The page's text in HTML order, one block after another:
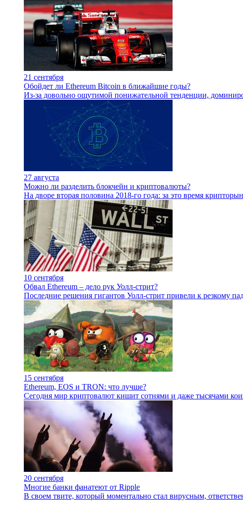
21 сентября
Обойдет ли Ethereum Bitcoin в ближайшие годы?
Из-за довольно ощутимой понижательной тенденции,
27 августа
Можно ли разделить блокчейн и криптовалюты?
На дворе вторая половина 2018-го года: за это время
10 сентября
Обвал Ethereum – дело рук Уолл-стрит?
Последние решения гигантов Уолл-стрит привели к резкому
15 сентября
Ethereum, EOS и TRON: что лучше?
Сегодня мир криптовалют кишит сотнями и даже тысячами
20 сентября
Многие банки фанатеют от Ripple
В своем твите, который моментально стал вирусным,